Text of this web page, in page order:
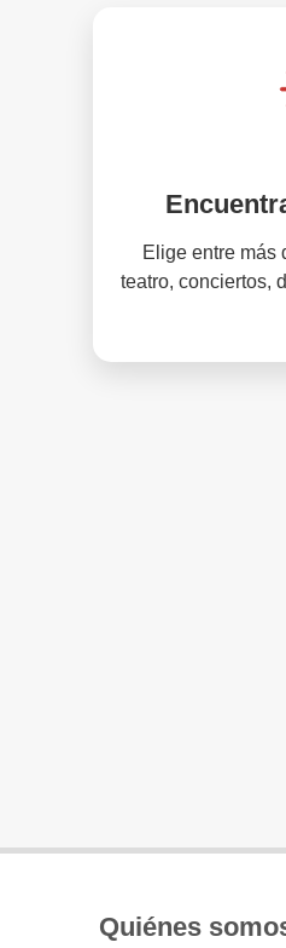
Elige entre más
teatro, conciertos,
Quiénes